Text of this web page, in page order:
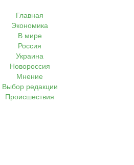
Главная
Экономика
В мире
Россия
Украина
Новороссия
Мнение
Выбор редакции
Происшествия